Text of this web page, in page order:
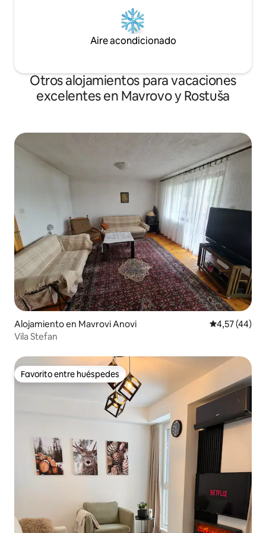
Aire acondicionado
Otros alojamientos para vacaciones
excelentes en Mavrovo y Rostuša
Alojamiento en Mavrovi Anovi Calificación
4,57 (44)
Vila Stefan
Favorito entre huéspedes
Favorito entre huéspedes